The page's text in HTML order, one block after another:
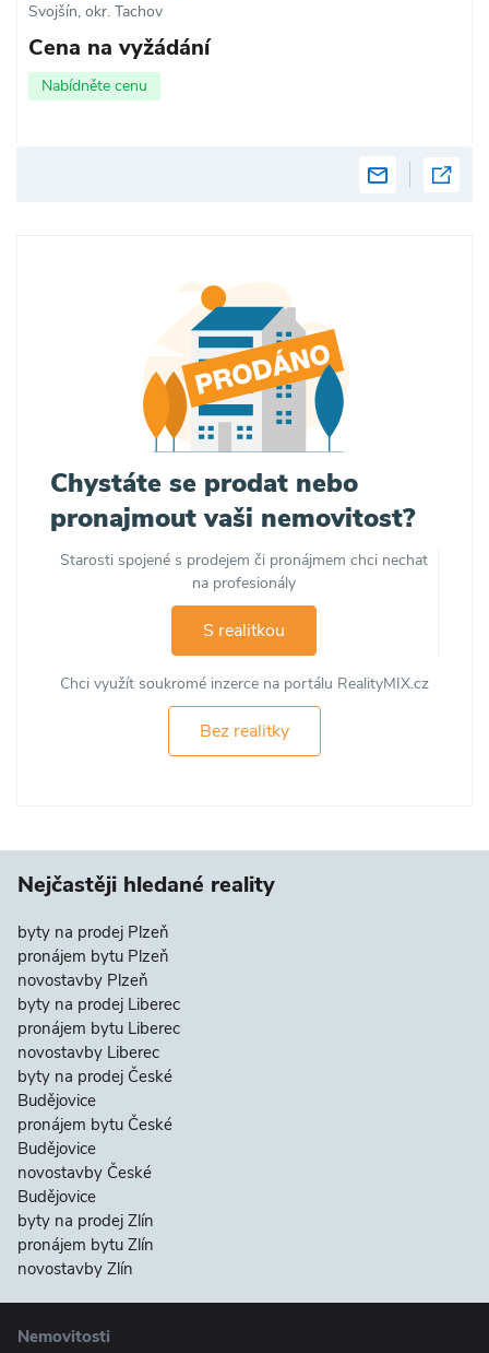
Svojšín, okr. Tachov
Cena na vyžádání
Nabídněte cenu
Chystáte se prodat nebo
pronajmout vaši nemovitost?
Starosti spojené s prodejem či pronájmem chci nechat
na profesionály
S realitkou
Chci využít soukromé inzerce na portálu RealityMIX.cz
Bez realitky
Nejčastěji hledané reality
byty na prodej Plzeň
pronájem bytu Plzeň
novostavby Plzeň
byty na prodej Liberec
pronájem bytu Liberec
novostavby Liberec
byty na prodej České
Budějovice
pronájem bytu České
Budějovice
novostavby České
Budějovice
byty na prodej Zlín
pronájem bytu Zlín
novostavby Zlín
Nemovitosti